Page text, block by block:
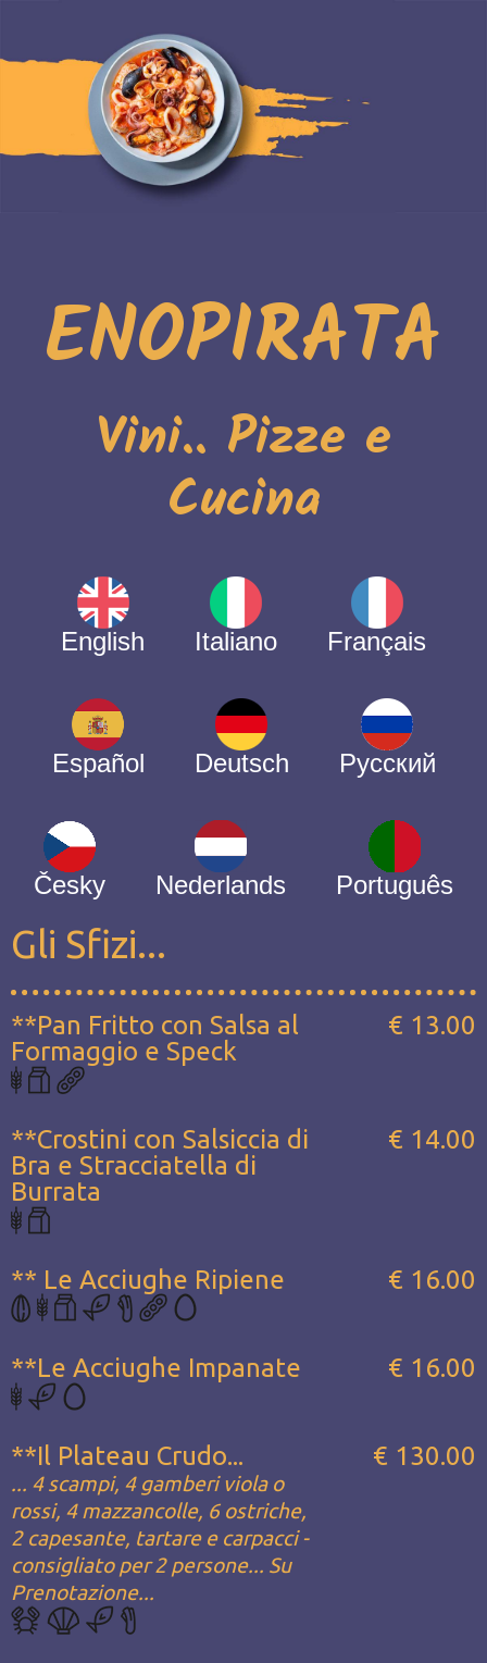
ENOPIRATA
Vini.. Pizze e
Cucina
English Italiano Français
Español Deutsch Русский
Česky Nederlands Português
Gli Sfizi...
**Pan Fritto con Salsa al
Formaggio e Speck
€ 13.00
**Crostini con Salsiccia di
Bra e Stracciatella di
Burrata
€ 14.00
** Le Acciughe Ripiene € 16.00
**Le Acciughe Impanate € 16.00
**Il Plateau Crudo...
... 4 scampi, 4 gamberi viola o
rossi, 4 mazzancolle, 6 ostriche,
2 capesante, tartare e carpacci -
consigliato per 2 persone... Su
Prenotazione...
€ 130.00